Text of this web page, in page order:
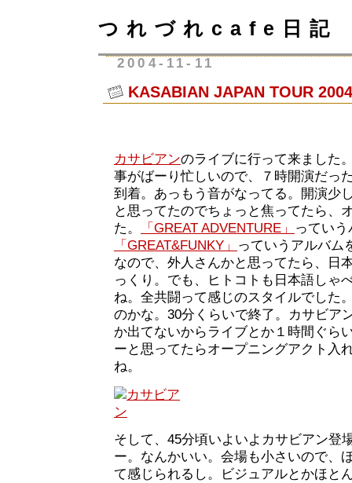
つれづれcafe日記
2004-11-11
KASABIAN JAPAN TOUR 2004
カサビアンのライブに行って来ました
事がばーり忙しいので、７時開演だっ
到着。あっもう音がなってる。開演少
と思ってたのでちょっと焦ってたら、
た。
「GREAT ADVENTURE」
ってい
「GREAT&FUNKY」
っていうアルバム
なので、外人さんかと思ってたら、日
っくり。でも、ヒトコトも日本語しゃ
ね。全共闘って感じのスタイルでした
のかな。30分くらいで終了。カサビア
か出てないからライブとか１時間ぐら
ーと思ってたらオープニングアクト入
ね。
そして、45分頃いよいよカサビアン登
ー。なんかいい。会場も小さいので、
て感じられるし。ビジュアルとかほと